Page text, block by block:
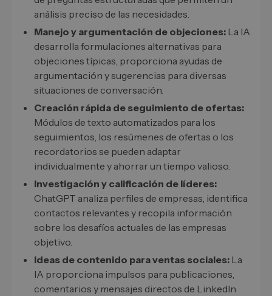
análisis preciso de las necesidades.
Manejo y argumentación de objeciones: La IA
desarrolla formulaciones alternativas para
objeciones típicas, proporciona ayudas de
argumentación y sugerencias para diversas
situaciones de conversación.
Creación rápida de seguimiento de ofertas:
Módulos de texto automatizados para los
seguimientos, los resúmenes de ofertas o los
recordatorios se pueden adaptar
individualmente y ahorrar un tiempo valioso.
Investigación y calificación de líderes:
ChatGPT analiza perfiles de empresas, identifica
contactos relevantes y recopila información
sobre los desafíos actuales de las empresas
objetivo.
Ideas de contenido para ventas sociales: La
IA proporciona impulsos para publicaciones,
comentarios y mensajes directos de LinkedIn